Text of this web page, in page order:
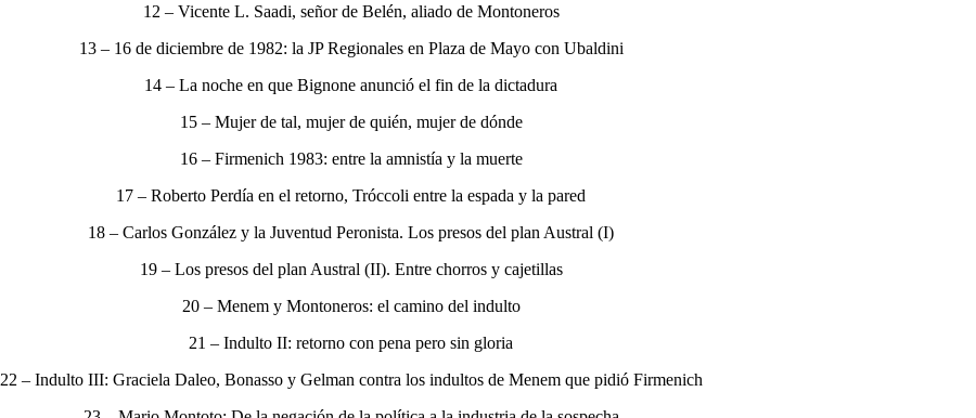
12 – Vicente L. Saadi, señor de Belén, aliado de Montoneros
13 – 16 de diciembre de 1982: la JP Regionales en Plaza de Mayo con Ubaldini
14 – La noche en que Bignone anunció el fin de la dictadura
15 – Mujer de tal, mujer de quién, mujer de dónde
16 – Firmenich 1983: entre la amnistía y la muerte
17 – Roberto Perdía en el retorno, Tróccoli entre la espada y la pared
18 – Carlos González y la Juventud Peronista. Los presos del plan Austral (I)
19 – Los presos del plan Austral (II). Entre chorros y cajetillas
20 – Menem y Montoneros: el camino del indulto
21 – Indulto II: retorno con pena pero sin gloria
22 – Indulto III: Graciela Daleo, Bonasso y Gelman contra los indultos de Menem que pidió Firmenich